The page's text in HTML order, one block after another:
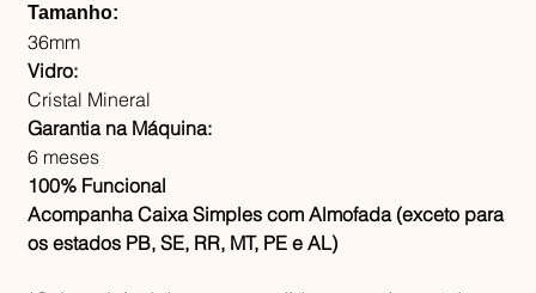
Tamanho:
36mm
Vidro:
Cristal Mineral
Garantia na Máquina:
6 meses
100% Funcional
Acompanha Caixa Simples com Almofada (exceto para
os estados PB, SE, RR, MT, PE e AL)